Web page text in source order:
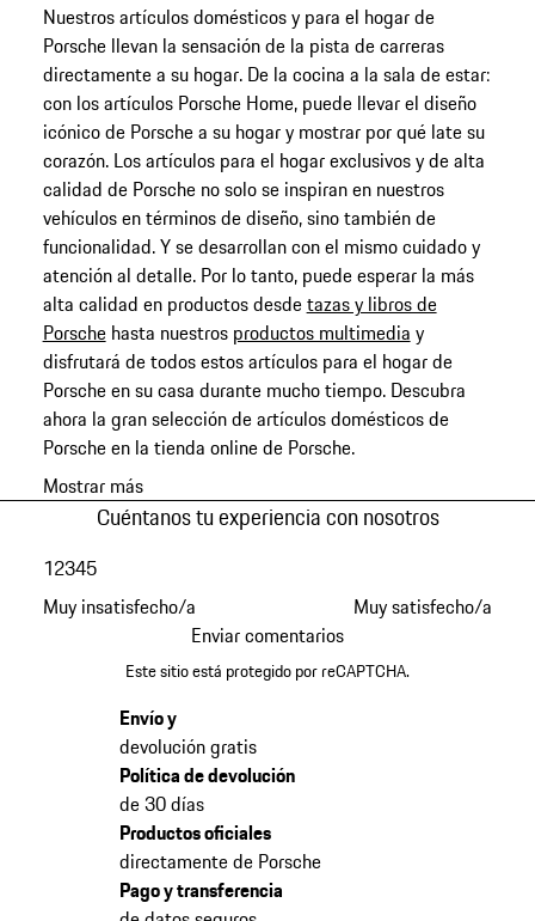
Nuestros artículos domésticos y para el hogar de
Porsche llevan la sensación de la pista de carreras
directamente a su hogar. De la cocina a la sala de estar:
con los artículos Porsche Home, puede llevar el diseño
icónico de Porsche a su hogar y mostrar por qué late su
corazón. Los artículos para el hogar exclusivos y de alta
calidad de Porsche no solo se inspiran en nuestros
vehículos en términos de diseño, sino también de
funcionalidad. Y se desarrollan con el mismo cuidado y
atención al detalle. Por lo tanto, puede esperar la más
alta calidad en productos desdetazas y libros de
Porschehasta nuestros productos multimedia y
disfrutará de todos estos artículos para el hogar de
Porsche en su casa durante mucho tiempo. Descubra
ahora la gran selección de artículos domésticos de
Porsche en la tienda online de Porsche.
Mostrar más
Cuéntanos tu experiencia con nosotros
Muy insatisfecho/a
12345
Muy satisfecho/a
Enviar comentarios
Este sitio está protegido por reCAPTCHA.
Envío y
devolución gratis
Política de devolución
de 30 días
Productos oficiales
directamente de Porsche
Pago y transferencia